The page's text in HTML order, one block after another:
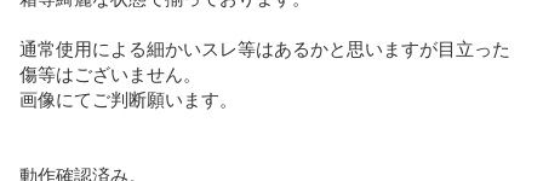
通常使用による細かいスレ等はあるかと思いますが目立った
傷等はございません。
画像にてご判断願います。
動作確認済み。